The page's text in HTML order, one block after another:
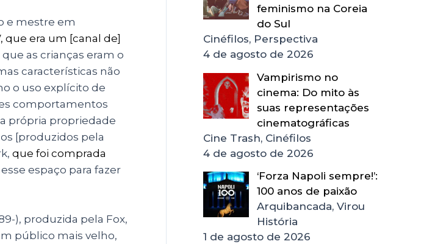
e mestre em
que era um [canal de]
que as crianças eram o
características não
o uso explícito de
comportamentos
própria propriedade
[produzidos pela
que foi comprada
espaço para fazer
), produzida pela Fox,
público mais velho,
feminismo na Coreia
do Sul
Cinéfilos, Perspectiva
4 de agosto de 2026
Vampirismo no
cinema: Do mito às
suas representações
cinematográficas
Cine Trash, Cinéfilos
4 de agosto de 2026
‘Forza Napoli sempre!’:
100 anos de paixão
Arquibancada, Virou
História
1 de agosto de 2026